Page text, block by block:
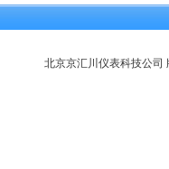
北京京汇川仪表科技公司